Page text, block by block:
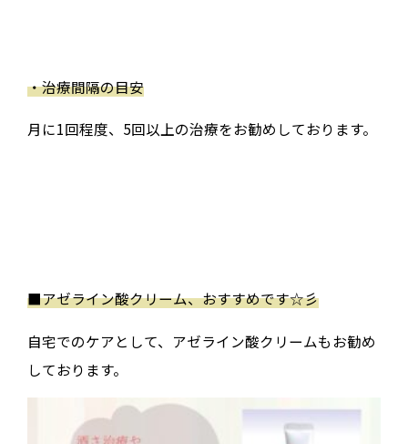
・治療間隔の目安
月に1回程度、5回以上の治療をお勧めしております。
■アゼライン酸クリーム、おすすめです☆彡
自宅でのケアとして、アゼライン酸クリームもお勧め
しております。